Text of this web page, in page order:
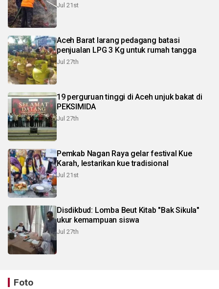
Jul 21st
Aceh Barat larang pedagang batasi
penjualan LPG 3 Kg untuk rumah tangga
Jul 27th
19 perguruan tinggi di Aceh unjuk bakat di
PEKSIMIDA
Jul 27th
Pemkab Nagan Raya gelar festival Kue
Karah, lestarikan kue tradisional
Jul 21st
Disdikbud: Lomba Beut Kitab "Bak Sikula"
ukur kemampuan siswa
Jul 27th
Foto